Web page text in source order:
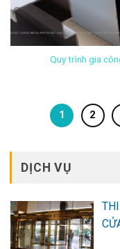
Quy trình gia
1 2
DỊCH VỤ